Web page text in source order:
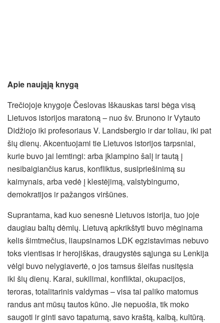
Apie naująją knygą
Trečiojoje knygoje Česlovas Iškauskas tarsi bėga visą
Lietuvos istorijos maratoną – nuo šv. Brunono ir Vytauto
Didžiojo iki profesoriaus V. Landsbergio ir dar toliau, iki pat
šių dienų. Akcentuojami tie Lietuvos istorijos tarpsniai,
kurie buvo jai lemtingi: arba įklampino šalį ir tautą į
nesibaigiančius karus, konfliktus, susipriešinimą su
kaimynais, arba vedė į klestėjimą, valstybingumo,
demokratijos ir pažangos viršūnes.
Suprantama, kad kuo senesnė Lietuvos istorija, tuo joje
daugiau baltų dėmių. Lietuvą apkrikštyti buvo mėginama
kelis šimtmečius, liaupsinamos LDK egzistavimas nebuvo
toks vientisas ir herojiškas, draugystės sąjunga su Lenkija
vėlgi buvo nelygiavertė, o jos tamsus šleifas nusitęsia
iki šių dienų. Karai, sukilimai, konfliktai, okupacijos,
teroras, totalitarinis valdymas – visa tai paliko matomus
randus ant mūsų tautos kūno. Jie nepuošia, tik moko
saugoti ir ginti savo tapatumą, savo kraštą, kalbą, kultūrą.